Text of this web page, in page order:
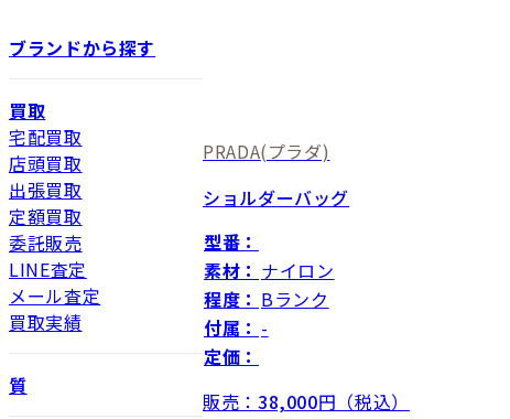
ブランドから探す
買取
宅配買取
店頭買取
出張買取
定額買取
委託販売
LINE査定
メール査定
買取実績
質
PRADA(プラダ)
ショルダーバッグ
型番：
素材： ナイロン
程度： Bランク
付属： -
定価：
販売： 38,000円（税込）